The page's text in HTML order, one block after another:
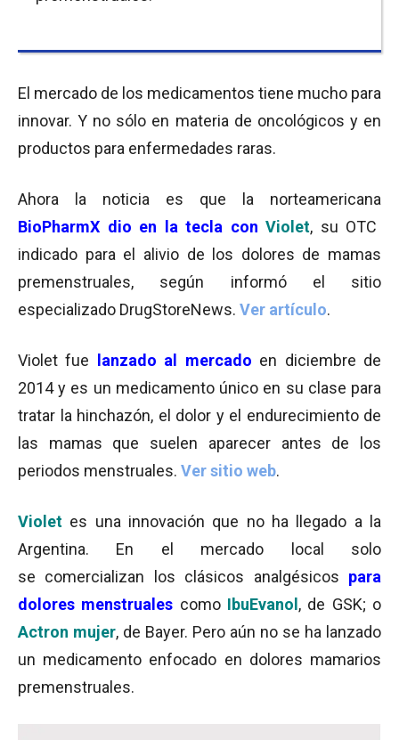
El mercado de los medicamentos tiene mucho para
innovar. Y no sólo en materia de oncológicos y en
productos para enfermedades raras.
Ahora la noticia es que la norteamericana
BioPharmX dio en la tecla conViolet, su OTC
indicado para el alivio de los dolores de mamas
premenstruales, según informó el sitio
especializado DrugStoreNews. Ver artículo.
Violet fue lanzado al mercado en diciembre de
2014 y es un medicamento único en su clase para
tratar la hinchazón, el dolor y el endurecimiento de
las mamas que suelen aparecer antes de los
periodos menstruales. Ver sitio web.
Violet es una innovación que no ha llegado a la
Argentina. En el mercado local solo
se comercializan los clásicos analgésicos para
dolores menstruales como IbuEvanol , de GSK; o
Actron mujer, de Bayer. Pero aún no se ha lanzado
un medicamento enfocado en dolores mamarios
premenstruales.